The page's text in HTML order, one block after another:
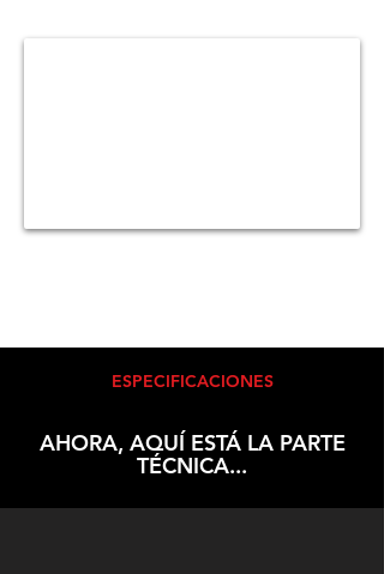
ESPECIFICACIONES
AHORA, AQUÍ ESTÁ LA PARTE
TÉCNICA...